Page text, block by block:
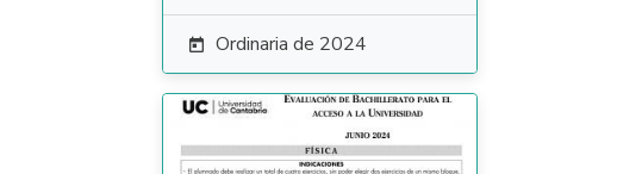
 Ordinaria de 2024